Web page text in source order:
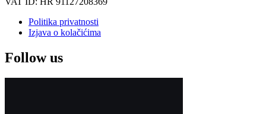
Politika privatnosti
Izjava o kolačićima
Follow us